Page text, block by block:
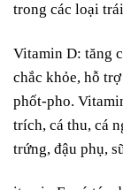
trong các loại
Vitamin D: tăng
chắc khỏe, hỗ
phốt-pho.
trích, cá thu, cá
trứng, đậu phụ,